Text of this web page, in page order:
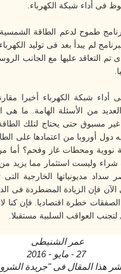
فى أداء شبكة الكهرباء
طموح لدعم الطاقة الشمسية
لم يبدأ بعد فى توليد
شبكة الكهرباء أخيرا
من الأسئلة الهامة. ما
مسبوق حتى يحتاج لتلك الطاقة
أوروبا من اعتمادها على
نووية ومحطات غاز وفحم؟ أما
وليست استثمار مما يزيد
مديونياتها الخارجية
فإن الزيادة المضطردة فى
خطرة اقتصاديا. فإن كنا
العواقب السلبية مستقبلا
عمر الشنيطى
27 - مايو - 2016
هذا المقال فى "جريدة